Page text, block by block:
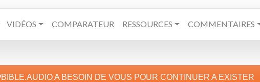
VIDÉOS COMPARATEUR RESSOURCES COMMENTAIRES
BIBLE.AUDIO A BESOIN DE VOUS POUR CONTINUER A EXISTER